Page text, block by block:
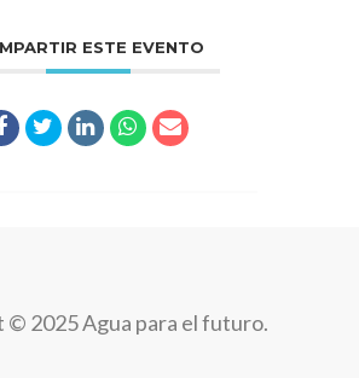
ESTE EVENTO
© 2025 Agua para el futuro.